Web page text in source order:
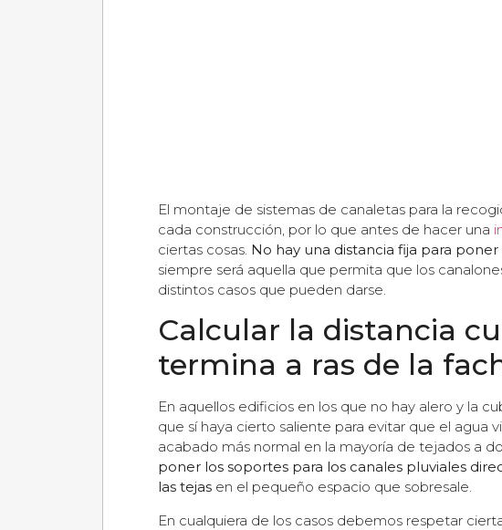
El montaje de sistemas de canaletas para la
cada construcción, por lo que antes de hacer una
ciertas cosas. No hay una distancia fija para
siempre será aquella que permita que los
distintos casos que pueden darse.
Calcular la distancia
termina a ras de la
En aquellos edificios en los que no hay alero y la
que sí haya cierto saliente para evitar que el
acabado más normal en la mayoría de tejados a
poner los soportes para los canales pluviales
las tejas en el pequeño espacio que sobresale.
En cualquiera de los casos debemos respetar